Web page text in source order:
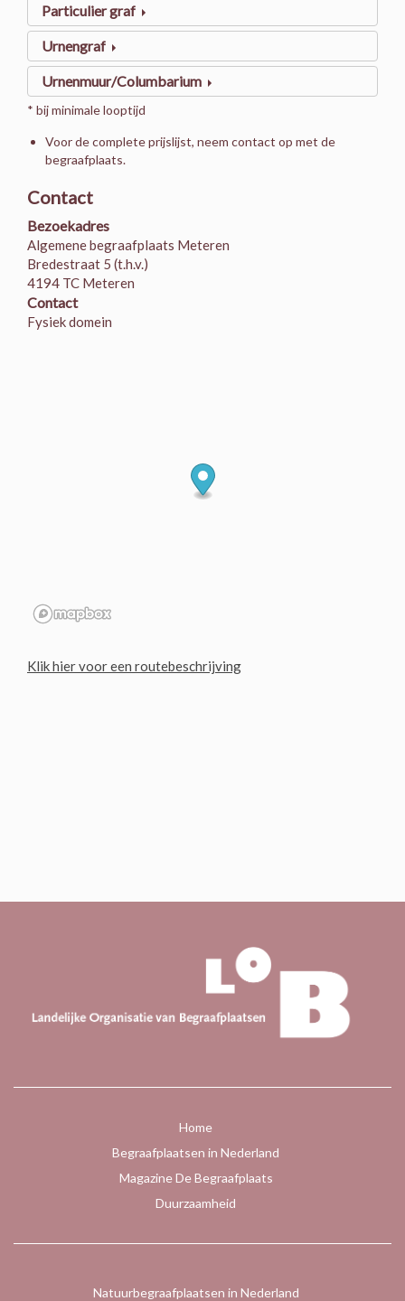
Particulier graf
Urnengraf
Urnenmuur/Columbarium
* bij minimale looptijd
Voor de complete prijslijst, neem contact op met de
begraafplaats.
Contact
Bezoekadres
Algemene begraafplaats Meteren
Bredestraat 5 (t.h.v.)
4194 TC Meteren
Contact
Fysiek domein
Klik hier voor een routebeschrijving
Home
Begraafplaatsen in Nederland
Magazine De Begraafplaats
Duurzaamheid
Natuurbegraafplaatsen in Nederland